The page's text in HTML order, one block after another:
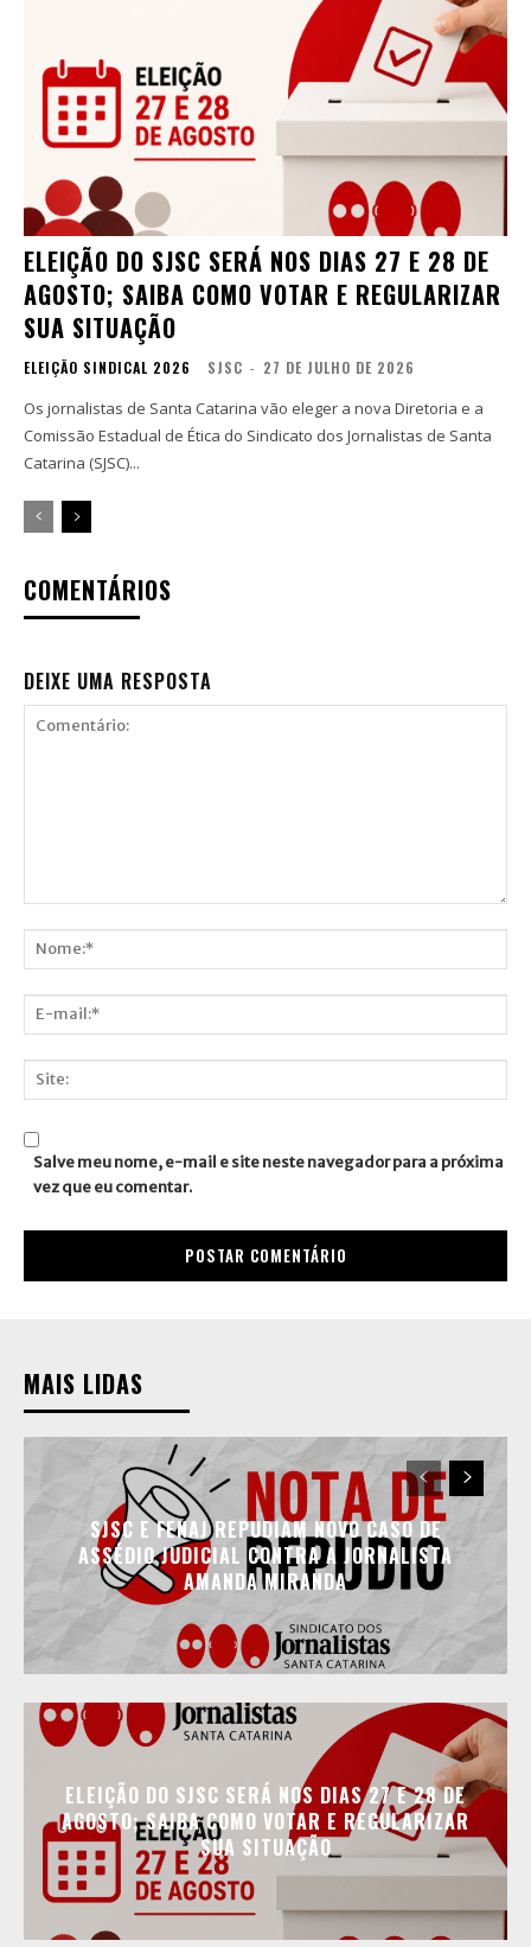
ELEIÇÃO DO SJSC SERÁ NOS DIAS 27 E 28 DE
AGOSTO; SAIBA COMO VOTAR E REGULARIZAR
SUA SITUAÇÃO
ELEIÇÃO SINDICAL 2026 SJSC - 27 DE JULHO DE 2026
Os jornalistas de Santa Catarina vão eleger a nova Diretoria e a
Comissão Estadual de Ética do Sindicato dos Jornalistas de Santa
Catarina (SJSC)...
COMENTÁRIOS
DEIXE UMA RESPOSTA
mail:*
Salve meu nome, e-mail e site neste navegador para a próxima
vez que eu comentar.
MAIS LIDAS
SJSC E FENAJ REPUDIAM NOVO CASO DE
ASSÉDIO JUDICIAL CONTRA A JORNALISTA
AMANDA MIRANDA
ELEIÇÃO DO SJSC SERÁ NOS DIAS 27 E 28 DE
AGOSTO; SAIBA COMO VOTAR E REGULARIZAR
SUA SITUAÇÃO